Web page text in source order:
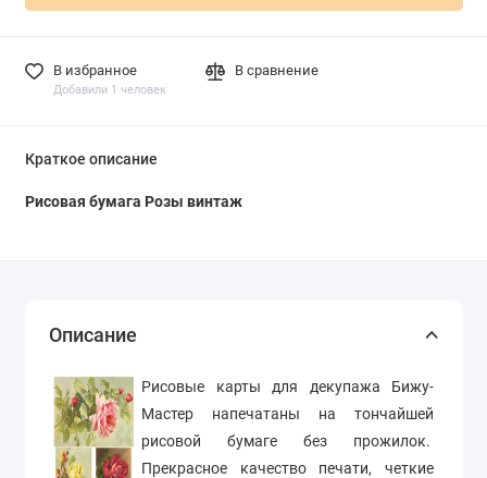
В избранное
Добавили 1 человек
В сравнение
Краткое описание
Рисовая бумага Розы винтаж
Описание
Рисовые карты для декупажа Бижу-
Мастер напечатаны на тончайшей
рисовой бумаге без прожилок.
Прекрасное качество печати, четкие